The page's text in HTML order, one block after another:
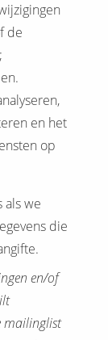
de
en het
op
als we
die
en/of
mailinglist